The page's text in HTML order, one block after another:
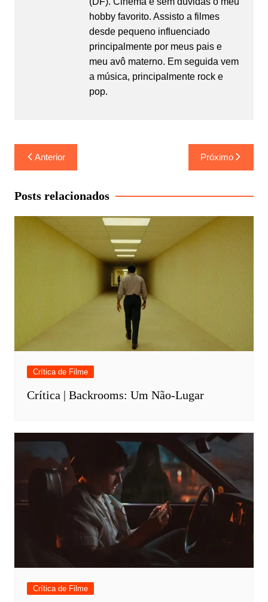
hobby favorito. Assisto a filmes
desde pequeno influenciado
principalmente por meus pais e
meu avô materno. Em seguida vem
a música, principalmente rock e
pop.
Navegação
de
Post
Anterior Próximo
Posts relacionados
Crítica de Filme
Crítica | Backrooms: Um Não-Lugar
Crítica de Filme